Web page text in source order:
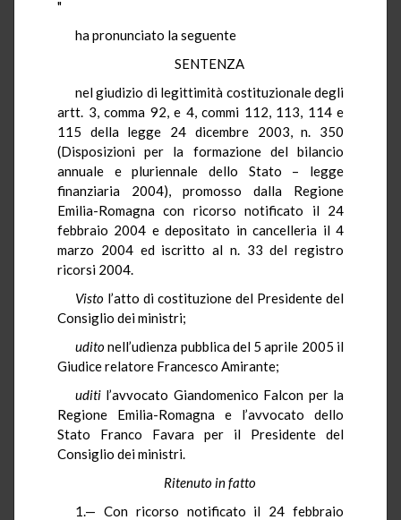
"
ha pronunciato la seguente
SENTENZA
nel giudizio di legittimità costituzionale degli
artt. 3, comma 92, e 4, commi 112, 113, 114 e
115 della legge 24 dicembre 2003, n. 350
(Disposizioni per la formazione del bilancio
annuale e pluriennale dello Stato – legge
finanziaria 2004), promosso dalla Regione
Emilia-Romagna con ricorso notificato il 24
febbraio 2004 e depositato in cancelleria il 4
marzo 2004 ed iscritto al n. 33 del registro
ricorsi 2004.
Visto l’atto di costituzione del Presidente del
Consiglio dei ministri;
uditonell’udienza pubblica del 5 aprile 2005 il
Giudice relatore Francesco Amirante;
uditi l’avvocato Giandomenico Falcon per la
Regione Emilia-Romagna e l’avvocato dello
Stato Franco Favara per il Presidente del
Consiglio dei ministri.
Ritenuto in fatto
1.— Con ricorso notificato il 24 febbraio